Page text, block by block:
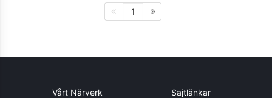
1
Vårt Närverk Sajtlänkar